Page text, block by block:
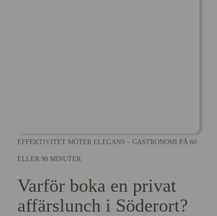
EFFEKTIVITET MÖTER ELEGANS – GASTRONOMI PÅ 60
ELLER 90 MINUTER
Varför boka en privat
affärslunch i Söderort?